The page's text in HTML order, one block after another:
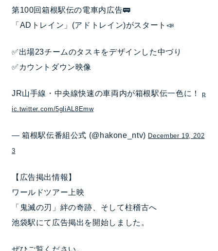
第100回箱根駅伝の電車内広告🚃
「ADトレイン」(アドトレイン)がスタート📣
✅出場23チームのタスキをデザインした中づり
✅カウントダウン映像
JR山手線・中央線快速の車両内が箱根駅伝一色に！p
ic.twitter.com/5gliAL8Emw
— 箱根駅伝番組公式 (@hakone_ntv) December 19, 202
3
【広告掲出情報】
ワールドツアー上映
「鬼滅の刃」絆の奇跡、そして柱稽古へ
池袋駅にて広告掲出を開始しました。